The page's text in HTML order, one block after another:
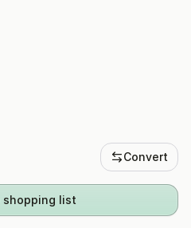
Convert
shopping list